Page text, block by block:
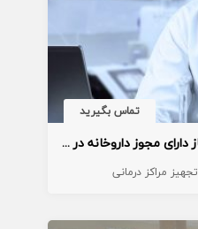
تماس بگیرید
متقاضی مشارکت با داروساز دارای مجوز داروخانه در نظر آباد کرج
تجهیز مراکز درمانی